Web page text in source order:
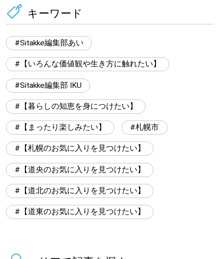
キーワード
Sitakke編集部あい
【いろんな価値観や生き方に触れたい】
Sitakke編集部 IKU
【暮らしの知恵を身につけたい】
【まったり楽しみたい】 札幌市
【札幌のお気に入りを見つけたい】
【道央のお気に入りを見つけたい】
【道北のお気に入りを見つけたい】
【道東のお気に入りを見つけたい】